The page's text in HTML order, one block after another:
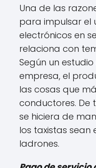
Una de las
para impulsar el
electrónicos en
relaciona con
Según un
empresa, el
las cosas que
conductores. De
se hiciera de
los taxistas sean
ladrones.